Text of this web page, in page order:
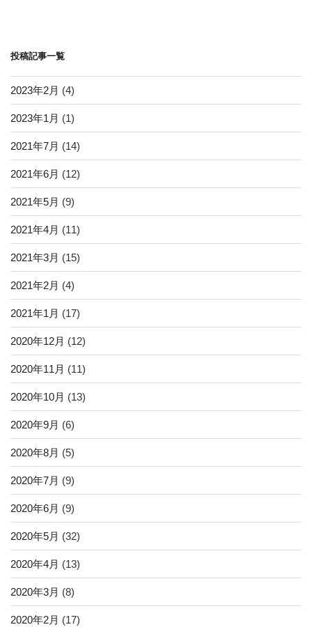
ン
投稿記事一覧
2023年2月 (4)
2023年1月 (1)
2021年7月 (14)
2021年6月 (12)
2021年5月 (9)
2021年4月 (11)
2021年3月 (15)
2021年2月 (4)
2021年1月 (17)
2020年12月 (12)
2020年11月 (11)
2020年10月 (13)
2020年9月 (6)
2020年8月 (5)
2020年7月 (9)
2020年6月 (9)
2020年5月 (32)
2020年4月 (13)
2020年3月 (8)
2020年2月 (17)